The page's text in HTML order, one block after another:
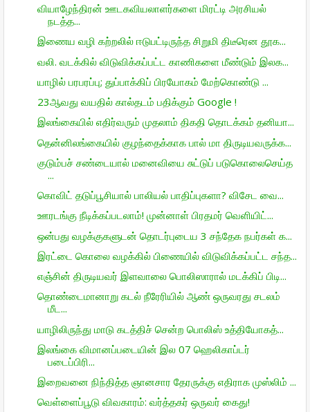
வியாழேந்திரன் ஊடகவியலாளர்களை மிரட்டி அரசியல்
நடத்த...
இணைய வழி கற்றலில் ஈடுபட்டிருந்த சிறுமி திடீரென தூக...
வலி. வடக்கில் விடுவிக்கப்பட்ட காணிகளை மீண்டும் இலக...
யாழில் பரபரப்பு; துப்பாக்கிப் பிரயோகம் மேற்கொண்டு ...
23ஆவது வயதில் கால்தடம் பதிக்கும் Google !
இலங்கையில் எதிர்வரும் முதலாம் திகதி தொடக்கம் தனியா...
தென்னிலங்கையில் குழந்தைக்காக பால் மா திருடியவருக்க...
குடும்பச் சண்டையால் மனைவியை சுட்டுப் படுகொலைசெய்த
...
கொவிட் தடுப்பூசியால் பாலியல் பாதிப்புகளா? விசேட வை...
ஊரடங்கு நீடிக்கப்படலாம்! முன்னாள் பிரதமர் வெளியிட்...
ஒன்பது வழக்குகளுடன் தொடர்புடைய 3 சந்தேக நபர்கள் க...
இரட்டை கொலை வழக்கில் பிணையில் விடுவிக்கப்பட்ட சந்த...
எஞ்சின் திருடியவர் இளவாலை பொலிஸாரால் மடக்கிப் பிடி...
தொண்டைமானாறு கடல் நீரேரியில் ஆண் ஒருவரது சடலம்
மீட...
யாழிலிருந்து மாடு கடத்திச் சென்ற பொலிஸ் உத்தியோகத்...
இலங்கை விமானப்படையின் இல 07 ஹெலிகாப்டர்
படைப்பிரி...
இறைவனை நிந்தித்த ஞானசார தேரருக்கு எதிராக முஸ்லிம் ...
வெள்ளைப்பூடு விவகாரம்: வர்த்தகர் ஒருவர் கைது!